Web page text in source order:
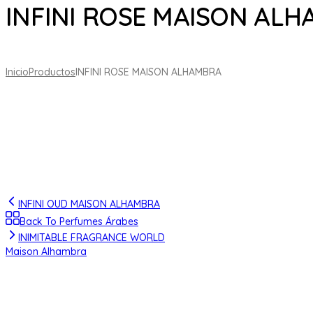
INFINI ROSE MAISON
InicioProductosINFINI ROSE MAISON ALHAMBRA
INFINI OUD MAISON ALHAMBRA
Back To Perfumes Árabes
INIMITABLE FRAGRANCE WORLD
Maison Alhambra